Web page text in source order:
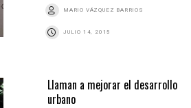
MARIO VÁZQUEZ BARRIOS
JULIO 14, 2015
Llaman a mejorar el desarrollo
urbano